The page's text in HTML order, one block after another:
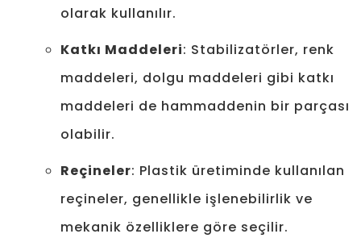
olarak kullanılır.
Katkı Maddeleri: Stabilizatörler, renk
maddeleri, dolgu maddeleri gibi katkı
maddeleri de hammaddenin bir parçası
olabilir.
Reçineler: Plastik üretiminde kullanılan
reçineler, genellikle işlenebilirlik ve
mekanik özelliklere göre seçilir.